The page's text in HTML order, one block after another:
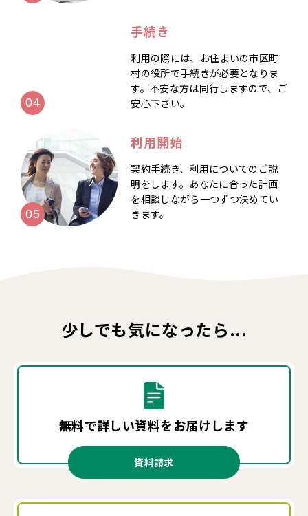
手続き
利用の際には、お住まいの市区町
村の役所で手続きが必要となりま
す。不安な方は同行しますので、ご
安心下さい。
利用開始
契約手続き、利用についてのご説
明をします。あなたに合った計画
を相談しながら一つずつ決めてい
きます。
少しでも気になったら...
無料で詳しい資料をお届けします
資料請求